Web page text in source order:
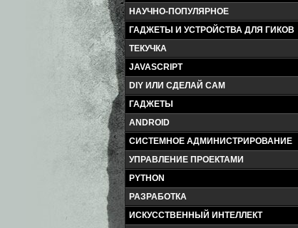
НАУЧНО-ПОПУЛЯРНОЕ
ГАДЖЕТЫ И УСТРОЙСТВА ДЛЯ ГИКОВ
ТЕКУЧКА
JAVASCRIPT
DIY ИЛИ СДЕЛАЙ САМ
ГАДЖЕТЫ
ANDROID
СИСТЕМНОЕ АДМИНИСТРИРОВАНИЕ
УПРАВЛЕНИЕ ПРОЕКТАМИ
PYTHON
РАЗРАБОТКА
ИСКУССТВЕННЫЙ ИНТЕЛЛЕКТ